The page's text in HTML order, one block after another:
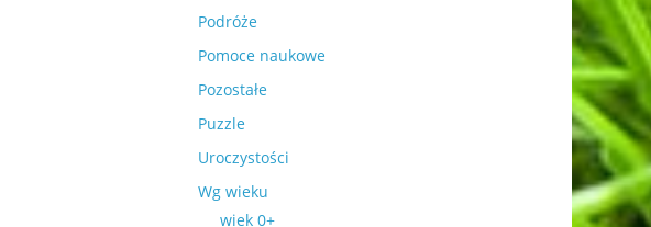
Podróże
Pomoce naukowe
Pozostałe
Puzzle
Uroczystości
Wg wieku
wiek 0+